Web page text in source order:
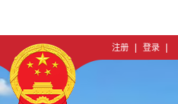
注册 | 登录 |